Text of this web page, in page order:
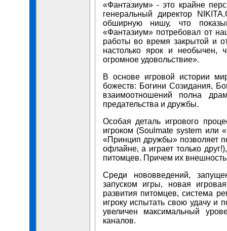
«Фантазиум» - это крайне
генеральный директор
обширную нишу, что
«Фантазиум» потребовал от
работы во время закрытой и
настолько ярок и необычен,
огромное удовольствие».
В основе игровой истории
божеств: Богини Созидания,
взаимоотношений полна
предательства и дружбы.
Особая деталь игрового
игроком (Soulmate system или
«Принцип дружбы» позволяет
офлайне, а играет только
питомцев. Причем их
Среди нововведений,
запуском игры, новая
развития питомцев, система
игроку испытать свою удачу и
увеличен максимальный
каналов.